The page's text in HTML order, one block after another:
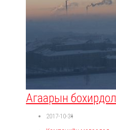
Агаарын бохирдол
2017-10-31